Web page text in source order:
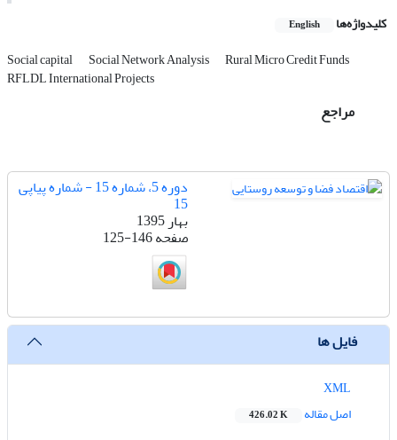
کلیدواژه‌ها English
Social capital Social Network Analysis Rural Micro Credit Funds
RFLDL International Projects
مراجع
دوره 5، شماره 15 - شماره پیاپی
15
بهار 1395
صفحه125-146
فایل ها
اصل مقاله
426.02 K